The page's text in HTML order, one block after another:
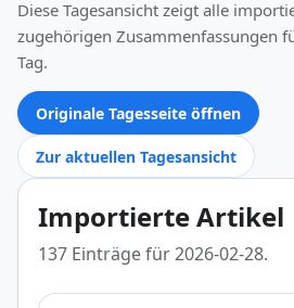
Diese Tagesansicht zeigt alle
zugehörigen Zusammenfassungen
Tag.
Originale Tagesseite öffnen
Zur aktuellen Tagesansicht
Importierte Artikel
137 Einträge für 2026-02-28.